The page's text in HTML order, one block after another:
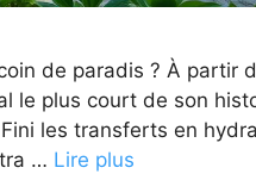
de paradis ? À partir
le plus court de son
les transferts en
… Lire plus